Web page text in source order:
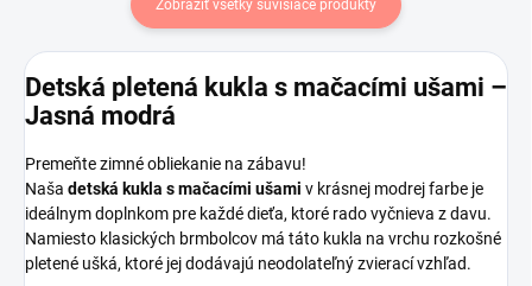
Zobraziť všetky súvisiace produkty
Detská pletená kukla s mačacími ušami –
Jasná modrá
Premeňte zimné obliekanie na zábavu!
Naša detská kukla s mačacími ušami v krásnej modrej farbe je
ideálnym doplnkom pre každé dieťa, ktoré rado vyčnieva z davu.
Namiesto klasických brmbolcov má táto kukla na vrchu rozkošné
pletené ušká, ktoré jej dodávajú neodolateľný zvierací vzhľad.